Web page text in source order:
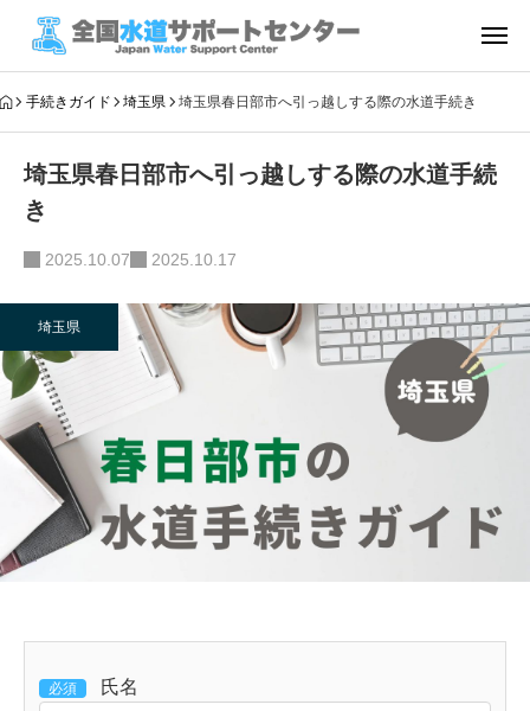
手続きガイド 埼玉県 埼玉県春日部市へ引っ越しする際の水道手続き
埼玉県春日部市へ引っ越しする際の水道手続
き
2025.10.07 2025.10.17
埼玉県
必須 氏名